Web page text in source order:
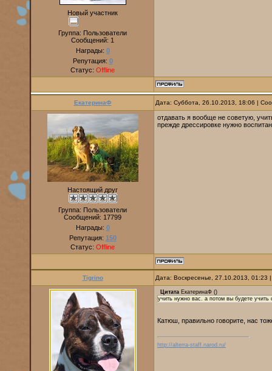
Новый участник
Группа: Пользователи
Сообщений: 1
Награды: 0
Репутация: 0
Статус: Offline
ЕкатеринаФ Дата: Суббота, 26.10.2013, 18:06 |
Настоящий друг
Группа: Пользователи
Сообщений: 17799
Награды: 0
Репутация: 150
Статус: Offline
отдавать я вообще не советую,
прежде дрессировке нужно
Tigrino Дата: Воскресенье, 27.10.2013,
Цитата ЕкатеринаФ ()
учить нужно вас. а потом вы будете учить
Катюш, правильно говорите, нас
http://alterra-staff.narod.ru/